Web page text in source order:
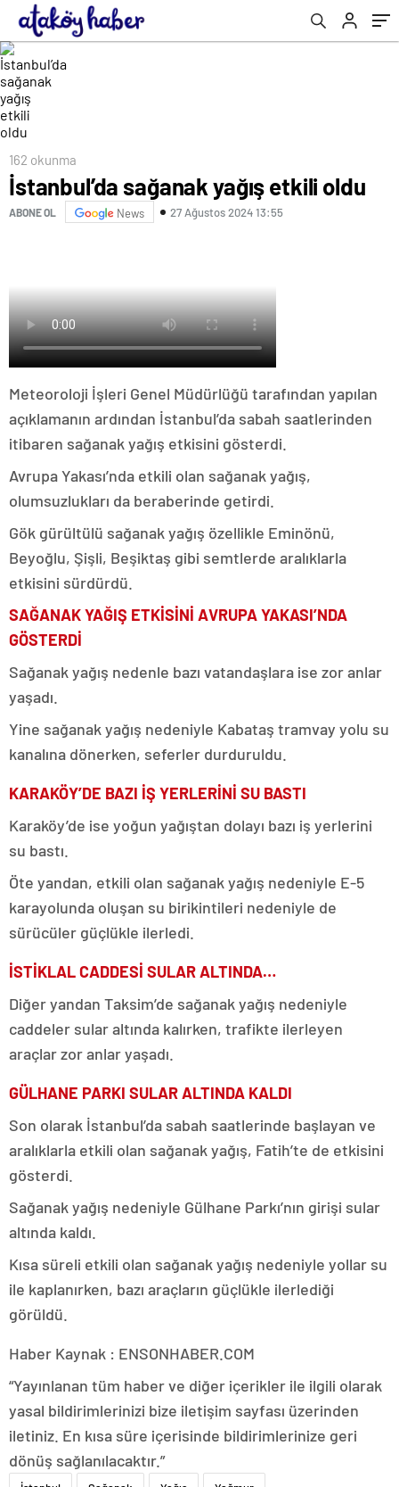
162 okunma
İstanbul’da sağanak yağış etkili oldu
ABONE OL News 27 Ağustos 2024 13:55
Meteoroloji İşleri Genel Müdürlüğü tarafından yapılan
açıklamanın ardından İstanbul’da sabah saatlerinden
itibaren sağanak yağış etkisini gösterdi.
Avrupa Yakası’nda etkili olan sağanak yağış,
olumsuzlukları da beraberinde getirdi.
Gök gürültülü sağanak yağış özellikle Eminönü,
Beyoğlu, Şişli, Beşiktaş gibi semtlerde aralıklarla
etkisini sürdürdü.
SAĞANAK YAĞIŞ ETKİSİNİ AVRUPA YAKASI’NDA
GÖSTERDİ
Sağanak yağış nedenle bazı vatandaşlara ise zor anlar
yaşadı.
Yine sağanak yağış nedeniyle Kabataş tramvay yolu su
kanalına dönerken, seferler durduruldu.
KARAKÖY’DE BAZI İŞ YERLERİNİ SU BASTI
Karaköy’de ise yoğun yağıştan dolayı bazı iş yerlerini
su bastı.
Öte yandan, etkili olan sağanak yağış nedeniyle E-5
karayolunda oluşan su birikintileri nedeniyle de
sürücüler güçlükle ilerledi.
İSTİKLAL CADDESİ SULAR ALTINDA…
Diğer yandan Taksim’de sağanak yağış nedeniyle
caddeler sular altında kalırken, trafikte ilerleyen
araçlar zor anlar yaşadı.
GÜLHANE PARKI SULAR ALTINDA KALDI
Son olarak İstanbul’da sabah saatlerinde başlayan ve
aralıklarla etkili olan sağanak yağış, Fatih’te de etkisini
gösterdi.
Sağanak yağış nedeniyle Gülhane Parkı’nın girişi sular
altında kaldı.
Kısa süreli etkili olan sağanak yağış nedeniyle yollar su
ile kaplanırken, bazı araçların güçlükle ilerlediği
görüldü.
Haber Kaynak : ENSONHABER.COM
“Yayınlanan tüm haber ve diğer içerikler ile ilgili olarak
yasal bildirimlerinizi bize iletişim sayfası üzerinden
iletiniz. En kısa süre içerisinde bildirimlerinize geri
dönüş sağlanılacaktır.”